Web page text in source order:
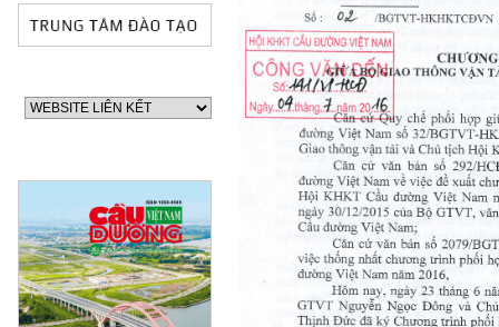
60 NĂM ĐIỆN BIÊN